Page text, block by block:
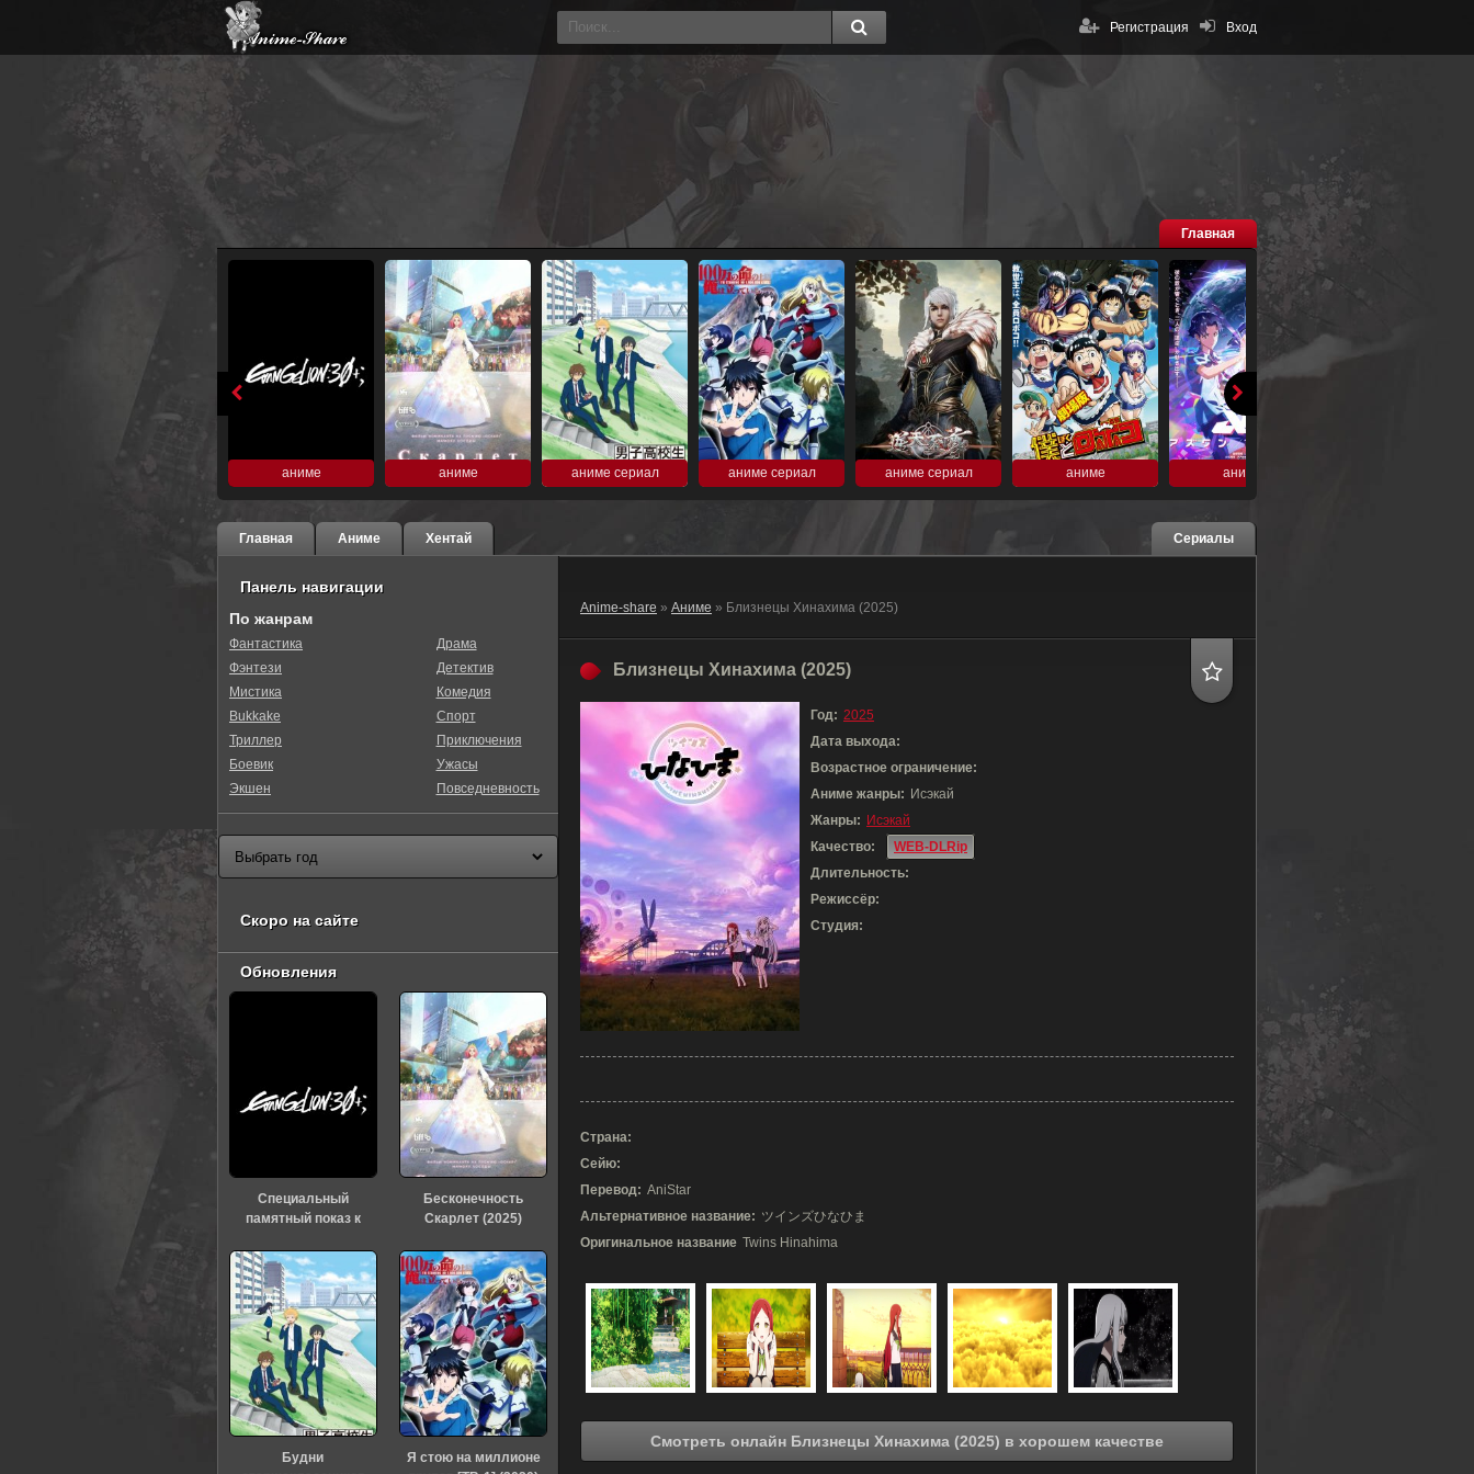
Вход
Регистрация
Главная
аниме аниме аниме сериал аниме сериал аниме сериал аниме аниме
Главная Аниме Хентай Сериалы
Anime-share » Аниме » Близнецы Хинахима (2025)
Близнецы Хинахима (2025)
Год: 2025
Дата выхода:
Возрастное ограничение:
Аниме жанры: Исэкай
Жанры: Исэкай
Качество:
WEB-DLRip
Длительность:
Режиссёр:
Студия:
Страна:
Сейю:
Перевод: AniStar
Альтернативное название: ツインズひなひま
Оригинальное название Twins Hinahima
Смотреть онлайн Близнецы Хинахима (2025) в хорошем качестве
Панель навигации
По жанрам
Фантастика
Фэнтези
Мистика
Bukkake
Триллер
Боевик
Экшен
Драма
Детектив
Комедия
Спорт
Приключения
Ужасы
Повседневность
Скоро на сайте
Обновления
Специальный
памятный показ к
«Евангелиона» (2026)
Бесконечность
Скарлет (2025)
Будни
Я стою на миллионе